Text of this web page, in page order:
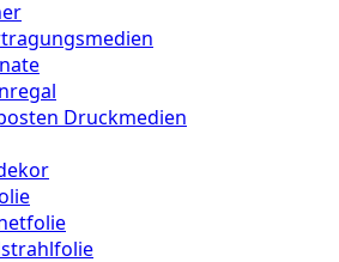
Druckmedien